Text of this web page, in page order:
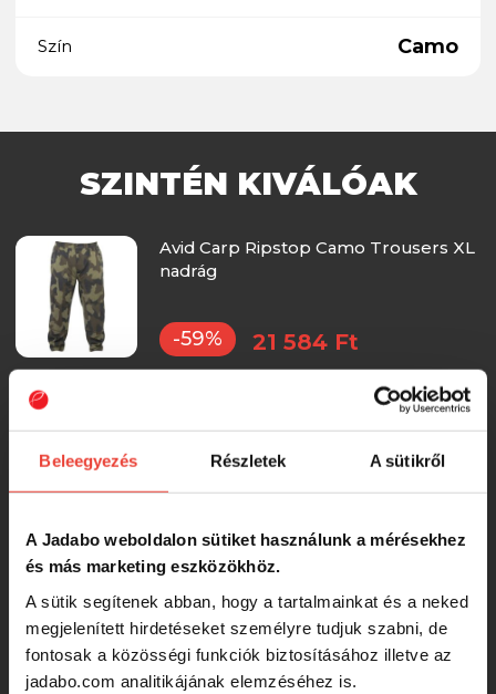
Beleegyezés Részletek A sütikről
A Jadabo weboldalon sütiket használunk a mérésekhez
és más marketing eszközökhöz.
A sütik segítenek abban, hogy a tartalmainkat és a neked
megjelenített hirdetéseket személyre tudjuk szabni, de
fontosak a közösségi funkciók biztosításához illetve az
jadabo.com analitikájának elemzéséhez is.
Szín Camo
SZINTÉN KIVÁLÓAK
Avid Carp Ripstop Camo Trousers XL
nadrág
-59% 21 584 Ft
BKK CARGO QD SHORTS BLUE L
23 000 Ft
20 870 Ft
Nadrág Delphin CruisAIR SPRING 5T
(L)
-15%
20 243 Ft